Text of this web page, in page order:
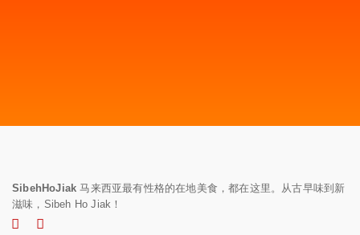
SibehHoJiak 马来西亚最有性格的在地美食，都在这里。从古早味到新
滋味，Sibeh Ho Jiak！